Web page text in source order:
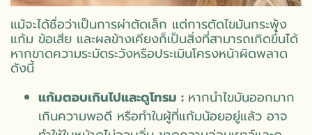
แม้จะได้ชื่อว่าเป็นการผ่าตัดเล็ก แต่การตัดไขมันกระพุ้ง
แก้ม ข้อเสีย และผลข้างเคียงก็เป็นสิ่งที่สามารถเกิดขึ้นได้
หากขาดความระมัดระวังหรือประเมินโครงหน้าผิดพลาด
ดังนี้
แก้มตอบเกินไปและดูโทรม : หากนำไขมันออกมาก
เกินความพอดี หรือทำในผู้ที่แก้มน้อยอยู่แล้ว อาจ